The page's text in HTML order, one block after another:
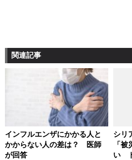
関連記事
インフルエンザにかかる人と
かからない人の差は？ 医師
が回答
シリ
「
い